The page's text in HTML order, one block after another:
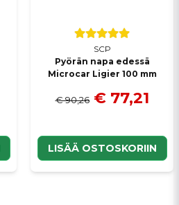
SCP
Pyörän napa edessä
Microcar Ligier 100 mm
€ 90,26 € 77,21
LISÄÄ OSTOSKORIIN